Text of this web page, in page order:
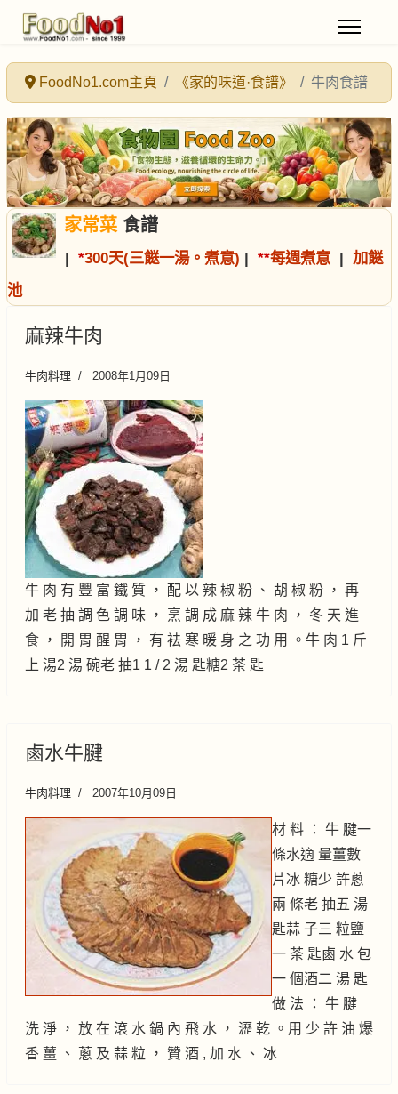
FoodNo1.com主頁 《家的味道·食譜》 牛肉食譜
家常菜食譜
| *300天(三餸一湯。煮意) | **每週煮意 | 加餸
池
麻辣牛肉
牛肉料理 2008年1月09日
牛 肉 有 豐 富 鐵 質 ， 配 以 辣 椒 粉 、 胡 椒 粉 ， 再
加 老 抽 調 色 調 味 ， 烹 調 成 麻 辣 牛 肉 ， 冬 天 進
食 ， 開 胃 醒 胃 ， 有 袪 寒 暖 身 之 功 用 。牛 肉 1 斤
上 湯2 湯 碗老 抽1 1 / 2 湯 匙糖2 茶 匙
鹵水牛腱
牛肉料理 2007年10月09日
材 料 ： 牛 腱一
條水適 量薑數
片冰 糖少 許蔥
兩 條老 抽五 湯
匙蒜 子三 粒鹽
一 茶 匙鹵 水 包
一 個酒二 湯 匙
做 法 ： 牛 腱
洗 淨 ， 放 在 滾 水 鍋 內 飛 水 ， 瀝 乾 。用 少 許 油 爆
香 薑 、 蔥 及 蒜 粒 ， 贊 酒 , 加 水 、 冰